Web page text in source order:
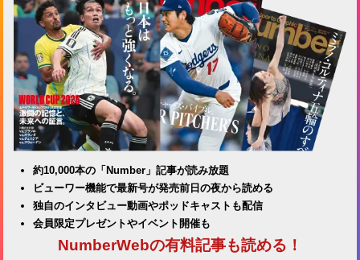
約10,000本の「Number」記事が読み放題
ビューワー機能で最新号が発売前日の夜から読める
独自のインタビュー動画やポッドキャストも配信
会員限定プレゼントやイベント開催も
NumberWebの有料記事も読める！